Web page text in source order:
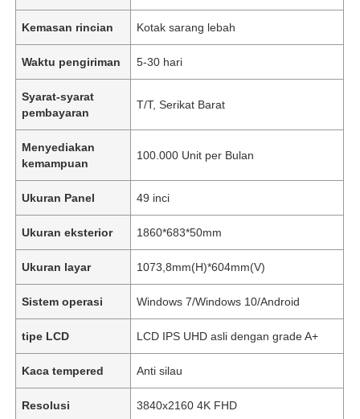
Kemasan rincian Kotak sarang lebah
Waktu pengiriman 5-30 hari
Syarat-syarat
pembayaran
T/T, Serikat Barat
Menyediakan
kemampuan
100.000 Unit per Bulan
Ukuran Panel 49 inci
Ukuran eksterior 1860*683*50mm
Ukuran layar 1073,8mm(H)*604mm(V)
Sistem operasi Windows 7/Windows 10/Android
tipe LCD LCD IPS UHD asli dengan grade A+
Kaca tempered Anti silau
Resolusi 3840x2160 4K FHD